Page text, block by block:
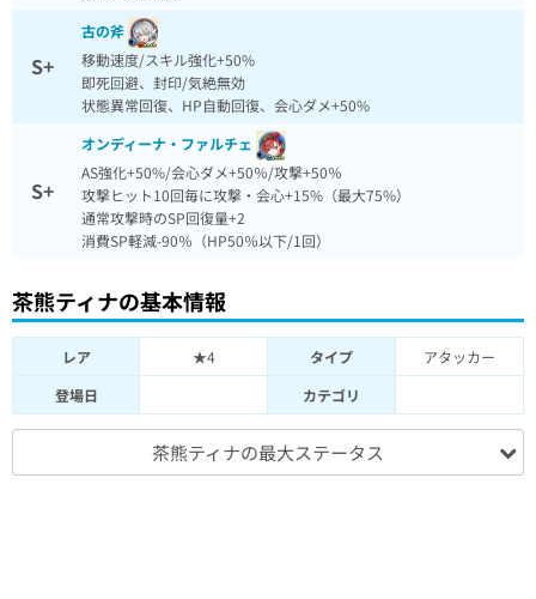
S+
古の斧
移動速度/スキル強化+50%
即死回避、封印/気絶無効
状態異常回復、HP自動回復、会心ダメ+50%
S+
オンディーナ・ファルチェ
AS強化+50%/会心ダメ+50％/攻撃+50％
攻撃ヒット10回毎に攻撃・会心+15%（最大75%）
通常攻撃時のSP回復量+2
消費SP軽減-90％（HP50％以下/1回）
茶熊ティナの基本情報
レア ★4 タイプ
アタッカー
登場日
カテゴリ
茶熊ティナの最大ステータス